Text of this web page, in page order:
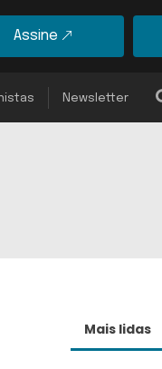
Assine
Newsletter
Mais lidas